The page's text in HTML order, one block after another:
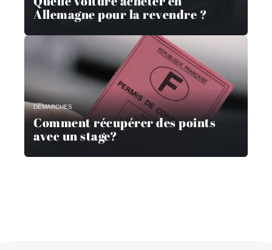
Allemagne pour la revendre ?
DÉMARCHES
Comment récupérer des points
avec un stage?